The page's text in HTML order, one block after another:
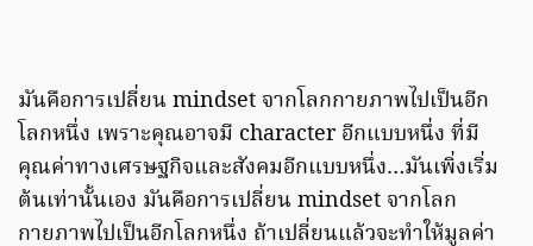
มันคือการเปลี่ยน mindset จากโลกกายภาพไปเป็นอีก
โลกหนึ่ง เพราะคุณอาจมี character อีกแบบหนึ่ง ที่มี
คุณค่าทางเศรษฐกิจและสังคมอีกแบบหนึ่ง…มันเพิ่งเริ่ม
ต้นเท่านั้นเอง มันคือการเปลี่ยน mindset จากโลก
กายภาพไปเป็นอีกโลกหนึ่ง ถ้าเปลี่ยนแล้วจะทำให้มูลค่า